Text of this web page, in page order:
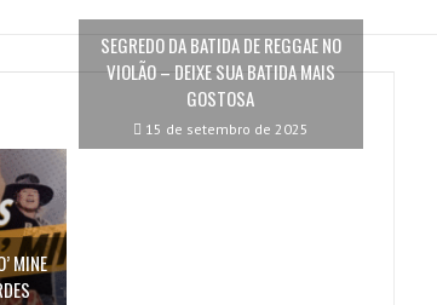
MINE
SEGREDO DA BATIDA DE REGGAE NO
VIOLÃO – DEIXE SUA BATIDA MAIS
GOSTOSA
15 de setembro de 2025